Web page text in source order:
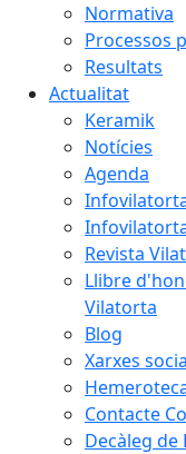
Normativa
Processos
Resultats
Actualitat
Keramik
Notícies
Agenda
Revista
Llibre
Vilatorta
Blog
Xarxes
Contacte
Decàleg de